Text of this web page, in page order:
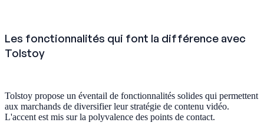
Les fonctionnalités qui font la différence avec
Tolstoy
Tolstoy propose un éventail de fonctionnalités solides qui permettent
aux marchands de diversifier leur stratégie de contenu vidéo.
L'accent est mis sur la polyvalence des points de contact.